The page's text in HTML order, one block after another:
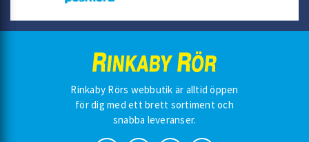
Rinkaby Rörs webbutik är alltid öppen
för dig med ett brett sortiment och
snabba leveranser.